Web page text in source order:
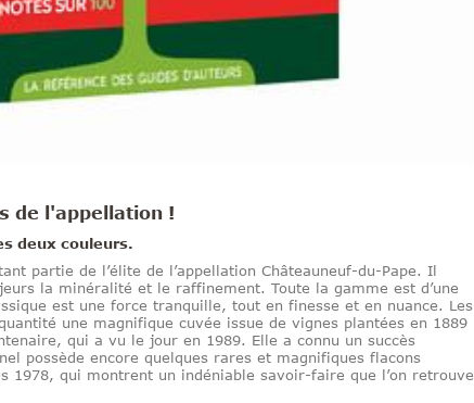
de l'appellation !
deux couleurs.
partie de l’élite de l’appellation Châteauneuf-du-Pape. Il
la minéralité et le raffinement. Toute la gamme est d’une
est une force tranquille, tout en finesse et en nuance. Les
une magnifique cuvée issue de vignes plantées en 1889
qui a vu le jour en 1989. Elle a connu un succès
possède encore quelques rares et magnifiques flacons
1978, qui montrent un indéniable savoir-faire que l’on retrouve